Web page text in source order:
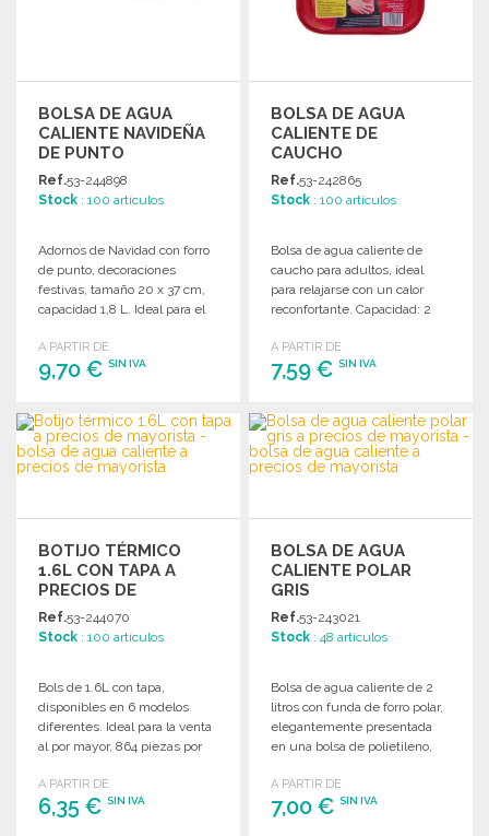
BOLSA DE AGUA
CALIENTE NAVIDEÑA
DE PUNTO
DECORADA A
PRECIOS DE
Ref.53-244898
Stock : 100 artículos
Adornos de Navidad con forro
de punto, decoraciones
festivas, tamaño 20 x 37 cm,
capacidad 1,8 L. Ideal para el
A PARTIR DE
9,70 € SIN IVA
PEDIR
Solicitar un presupuesto
BOLSA DE AGUA
CALIENTE DE
CAUCHO
IMPERMEABLE DE 2
LITROS
Ref.53-242865
Stock : 100 artículos
Bolsa de agua caliente de
caucho para adultos, ideal
para relajarse con un calor
reconfortante. Capacidad: 2
A PARTIR DE
7,59 €SIN IVA
PEDIR
Solicitar un presupuesto
BOTIJO TÉRMICO
1.6L CON TAPA A
PRECIOS DE
MAYORISTA
Ref.53-244070
Stock : 100 artículos
Bols de 1.6L con tapa,
disponibles en 6 modelos
diferentes. Ideal para la venta
al por mayor, 864 piezas por
A PARTIR DE
6,35 € SIN IVA
BOLSA DE AGUA
CALIENTE POLAR
GRIS
Ref.53-243021
Stock : 48 artículos
Bolsa de agua caliente de 2
litros con funda de forro polar,
elegantemente presentada
en una bolsa de polietileno,
A PARTIR DE
7,00 €SIN IVA